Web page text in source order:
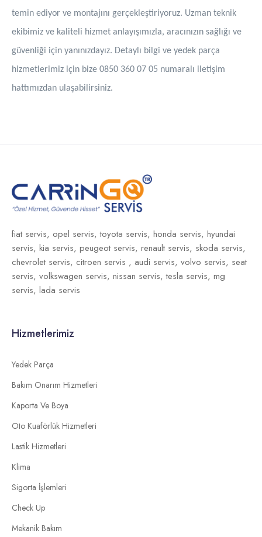
temin ediyor ve montajını gerçekleştiriyoruz. Uzman teknik
ekibimiz ve kaliteli hizmet anlayışımızla, aracınızın sağlığı ve
güvenliği için yanınızdayız. Detaylı bilgi ve yedek parça
hizmetlerimiz için bize 0850 360 07 05 numaralı iletişim
hattımızdan ulaşabilirsiniz.
fiat servis, opel servis,toyota servis, honda servis, hyundai
servis, kia servis, peugeot servis, renault servis, skoda servis,
chevrolet servis, citroen servis , audi servis, volvo servis, seat
servis, volkswagen servis, nissan servis,tesla servis, mg
servis, lada servis
Hizmetlerimiz
Yedek Parça
Bakım Onarım Hizmetleri
Kaporta Ve Boya
Oto Kuaförlük Hizmetleri
Lastik Hizmetleri
Klima
Sigorta İşlemleri
Check Up
Mekanik Bakım